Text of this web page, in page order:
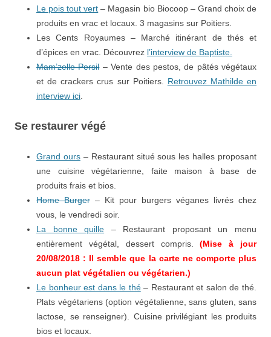
Le pois tout vert – Magasin bio Biocoop – Grand choix de
produits en vrac et locaux. 3 magasins sur Poitiers.
Les Cents Royaumes – Marché itinérant de thés et
d’épices en vrac. Découvrez l’interview de Baptiste.
Mam’zelle Persil– Vente des pestos, de pâtés végétaux
et de crackers crus sur Poitiers. Retrouvez Mathilde en
interview ici
Se restaurer végé
Grand ours– Restaurant situé sous les halles proposant
une cuisine végétarienne, faite maison à base de
produits frais et bios.
Home Burger – Kit pour burgers véganes livrés chez
vous, le vendredi soir.
La bonne quille – Restaurant proposant un menu
entièrement végétal, dessert compris.(Mise à jour
20/08/2018 : Il semble que la carte ne comporte plus
aucun plat végétalien ou végétarien.)
Le bonheur est dans le thé– Restaurant et salon de thé.
Plats végétariens (option végétalienne, sans gluten, sans
lactose, se renseigner). Cuisine privilégiant les produits
bios et locaux.